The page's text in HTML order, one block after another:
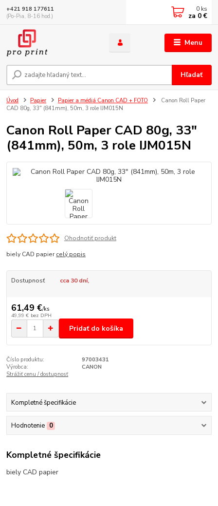
Menu
Hľadať
+421 918 177611
(Po-Pia, 8-16 hod.)
0 ks
za 0 €
Úvod Papier Papier a médiá Canon CAD + FOTO
Canon Roll Paper
CAD 80g, 33" (841mm), 50m, 3 role IJM015N
Canon Roll Paper CAD 80g, 33"
(841mm), 50m, 3 role IJM015N
Ohodnotiť produkt
biely CAD papiercelý popis
Dostupnosť cca 30 dní,
61,49 €/ks
49,99 € bez DPH
Pridať do košíka
Číslo produktu:
97003431
Výrobca:
CANON
Strážiť cenu / dostupnosť
Kompletné špecifikácie
Hodnotenie 0
Kompletné špecifikácie
biely CAD papier